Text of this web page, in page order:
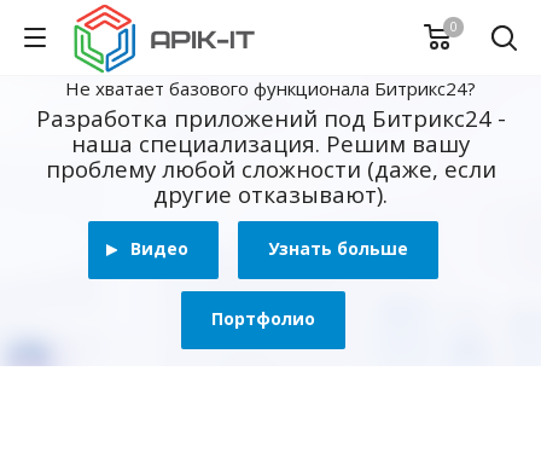
0
Не хватает базового функционала Битрикс24?
Разработка приложений под Битрикс24 -
наша специализация. Решим вашу
проблему любой сложности (даже, если
другие отказывают).
Видео Узнать больше
Портфолио